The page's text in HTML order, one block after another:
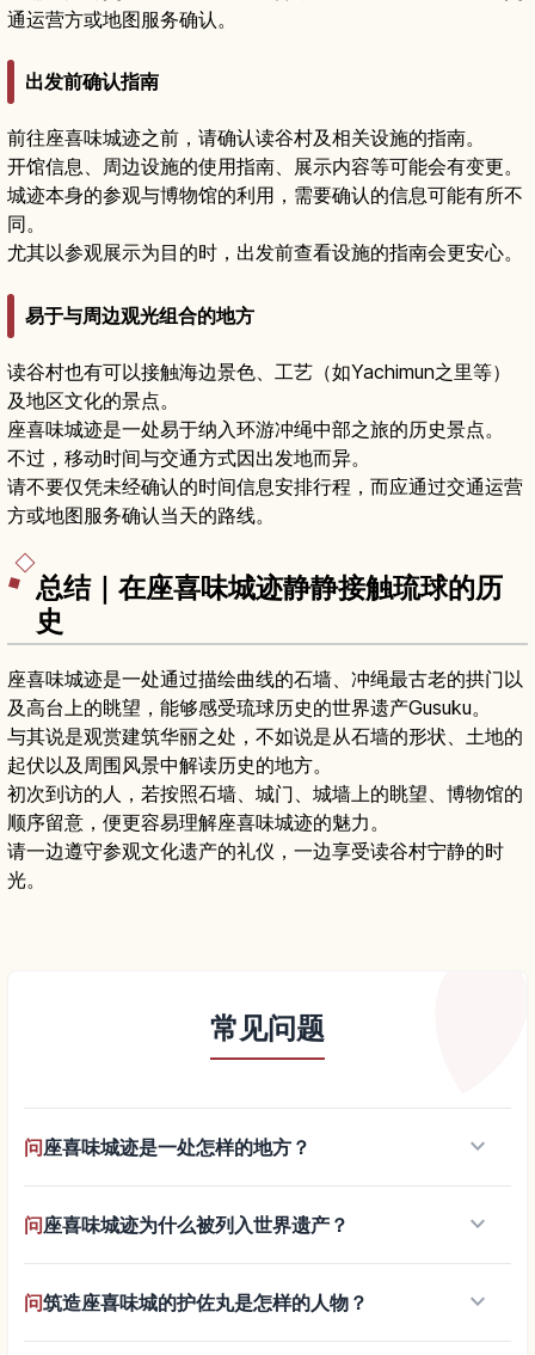
通运营方或地图服务确认。
出发前确认指南
前往座喜味城迹之前，请确认读谷村及相关设施的指南。
开馆信息、周边设施的使用指南、展示内容等可能会有变更。
城迹本身的参观与博物馆的利用，需要确认的信息可能有所不
同。
尤其以参观展示为目的时，出发前查看设施的指南会更安心。
易于与周边观光组合的地方
读谷村也有可以接触海边景色、工艺（如Yachimun之里等）
及地区文化的景点。
座喜味城迹是一处易于纳入环游冲绳中部之旅的历史景点。
不过，移动时间与交通方式因出发地而异。
请不要仅凭未经确认的时间信息安排行程，而应通过交通运营
方或地图服务确认当天的路线。
总结｜在座喜味城迹静静接触琉球的历
史
座喜味城迹是一处通过描绘曲线的石墙、冲绳最古老的拱门以
及高台上的眺望，能够感受琉球历史的世界遗产Gusuku。
与其说是观赏建筑华丽之处，不如说是从石墙的形状、土地的
起伏以及周围风景中解读历史的地方。
初次到访的人，若按照石墙、城门、城墙上的眺望、博物馆的
顺序留意，便更容易理解座喜味城迹的魅力。
请一边遵守参观文化遗产的礼仪，一边享受读谷村宁静的时
光。
常见问题
问座喜味城迹是一处怎样的地方？ keyboard_arrow_down
问座喜味城迹为什么被列入世界遗产？ keyboard_arrow_down
问筑造座喜味城的护佐丸是怎样的人物？ keyboard_arrow_down